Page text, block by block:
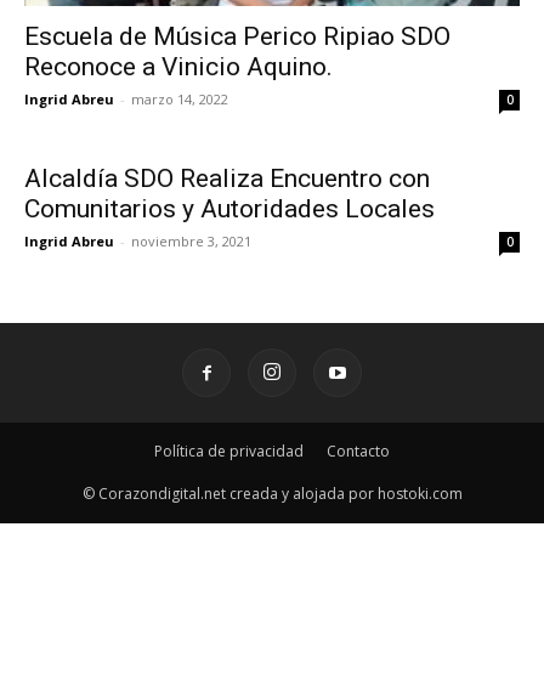
Escuela de Música Perico Ripiao SDO
Reconoce a Vinicio Aquino.
Ingrid Abreu - marzo 14, 2022 0
Alcaldía SDO Realiza Encuentro con
Comunitarios y Autoridades Locales
Ingrid Abreu - noviembre 3, 2021 0
Política de privacidad Contacto
© Corazondigital.net creada y alojada por hostoki.com